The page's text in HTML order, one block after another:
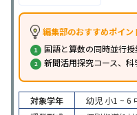
編集部のおすすめポイン
国語と算数の同時並行
新聞活用探究コース、科
対象学年 幼児 小1 ~ 6